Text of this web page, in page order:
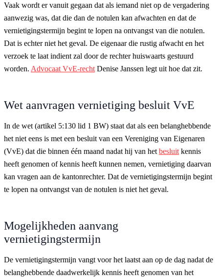
Vaak wordt er vanuit gegaan dat als iemand niet op de vergadering
aanwezig was, dat die dan de notulen kan afwachten en dat de
vernietigingstermijn begint te lopen na ontvangst van die notulen.
Dat is echter niet het geval. De eigenaar die rustig afwacht en het
verzoek te laat indient zal door de rechter huiswaarts gestuurd
worden. Advocaat VvE-recht Denise Janssen legt uit hoe dat zit.
Wet aanvragen vernietiging besluit VvE
In de wet (artikel 5:130 lid 1 BW) staat dat als een belanghebbende
het niet eens is met een besluit van een Vereniging van Eigenaren
(VvE) dat die binnen één maand nadat hij van het besluit kennis
heeft genomen of kennis heeft kunnen nemen, vernietiging daarvan
kan vragen aan de kantonrechter. Dat de vernietigingstermijn begint
te lopen na ontvangst van de notulen is niet het geval.
Mogelijkheden aanvang
vernietigingstermijn
De vernietigingstermijn vangt voor het laatst aan op de dag nadat de
belanghebbende daadwerkelijk kennis heeft genomen van het